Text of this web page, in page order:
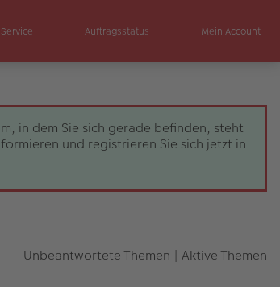
Service Auftragsstatus Mein Account
in dem Sie sich gerade befinden, steht
und registrieren Sie sich jetzt in
Unbeantwortete Themen | Aktive Themen